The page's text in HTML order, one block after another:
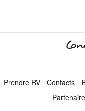
Prendre RV Contacts